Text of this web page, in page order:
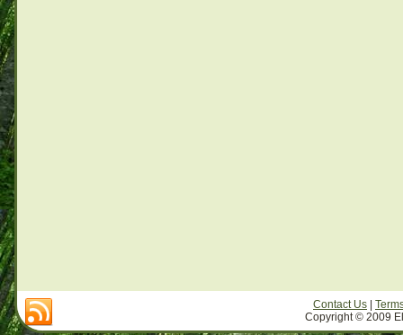
Contact Us
Copyright © 2009